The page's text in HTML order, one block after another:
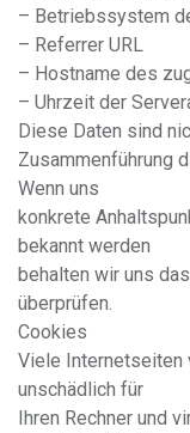
– Betriebssystem
– Referrer URL
– Hostname des
– Uhrzeit der
Diese Daten sind
Zusammenführung
Wenn uns
konkrete
bekannt werden
behalten wir uns
überprüfen.
Cookies
Viele Internetseiten
unschädlich für
Ihren Rechner und